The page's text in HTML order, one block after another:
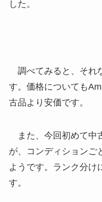
した。
調べてみると、それ
す。価格についても
古品より安価です。
また、今回初めて中
が、コンディションご
ようです。ランク分け
す。